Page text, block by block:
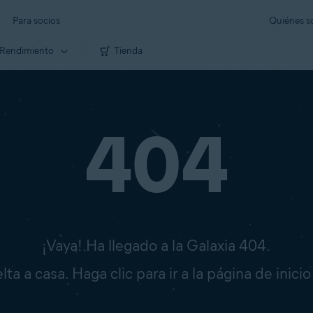
Para socios Quiénes
Rendimiento Tienda
404
¡Vaya! Ha llegado a la Galaxia 404.
a casa. Haga clic para ir a la página de